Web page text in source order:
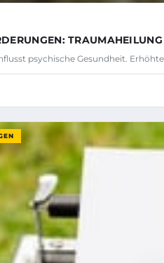
psychische Gesundheit.